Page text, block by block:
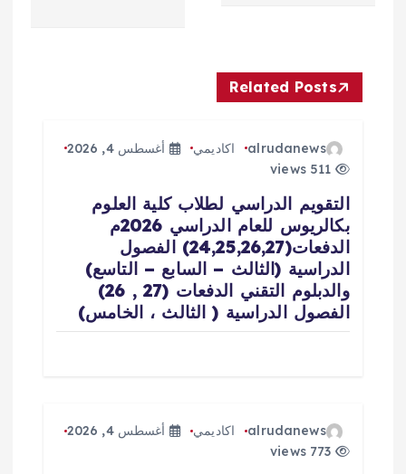
ت
Related Posts
alrudanews اكاديمي
أغسطس 4, 2026
التقويم الدراسي لطلاب كلية العلوم
بكالريوس للعام الدراسي 2026م
الدفعات(24,25,26,27) الفصول
الدراسية (الثالث – السابع – التاسع)
والدبلوم التقني الدفعات (27 , 26)
الفصول الدراسية ( الثالث ، الخامس)
alrudanews اكاديمي
أغسطس 4, 2026